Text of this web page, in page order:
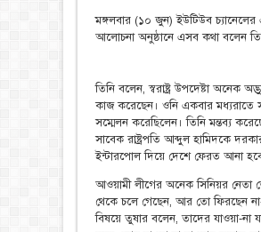
মঙ্গলবার (১০ জুন) ইউটিউব
আলোচনা অনুষ্ঠানে এসব কথা বলেন
তিনি বলেন, স্বরাষ্ট্র উপদেষ্টা অনেক
কাজ করেছেন। ওনি একবার মধ্যরাতে
সম্মেলন করেছিলেন। তিনি মন্তব্য
সাবেক রাষ্ট্রপতি আব্দুল হামিদকে
ইন্টারপোল দিয়ে দেশে ফেরত আনা
আওয়ামী লীগের অনেক সিনিয়র নেতা
থেকে চলে গেছেন, আর তো ফিরছেন
বিষয়ে তুষার বলেন, তাদের যাওয়া-না